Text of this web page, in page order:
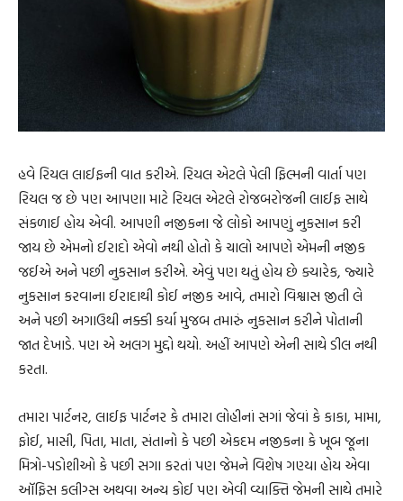
હવે રિયલ લાઈફની વાત કરીએ. રિયલ એટલે પેલી ફિલ્મની વાર્તા પણ
રિયલ જ છે પણ આપણા માટે રિયલ એટલે રોજબરોજની લાઈફ સાથે
સંકળાઈ હોય એવી. આપણી નજીકના જે લોકો આપણું નુકસાન કરી
જાય છે એમનો ઈરાદો એવો નથી હોતો કે ચાલો આપણે એમની નજીક
જઈએ અને પછી નુકસાન કરીએ. એવું પણ થતું હોય છે ક્યારેક, જ્યારે
નુકસાન કરવાના ઈરાદાથી કોઈ નજીક આવે, તમારો વિશ્વાસ જીતી લે
અને પછી અગાઉથી નક્કી કર્યા મુજબ તમારું નુકસાન કરીને પોતાની
જાત દેખાડે. પણ એ અલગ મુદ્દો થયો. અહીં આપણે એની સાથે ડીલ નથી
કરતા.
તમારા પાર્ટનર, લાઈફ પાર્ટનર કે તમારા લોહીનાં સગાં જેવાં કે કાકા, મામા,
ફોઈ, માસી, પિતા, માતા, સંતાનો કે પછી એકદમ નજીકના કે ખૂબ જૂના
મિત્રો-પડોશીઓ કે પછી સગા કરતાં પણ જેમને વિશેષ ગણ્યા હોય એવા
ઑફિસ કલીગ્સ અથવા અન્ય કોઈ પણ એવી વ્યાક્તિ જેમની સાથે તમારે